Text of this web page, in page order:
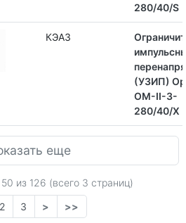
280/40/S
КЭАЗ
(УЗИП)
OM-II-3-
280/40/X
еще
50 из 126 (всего 3 страниц)
2 3 > >>